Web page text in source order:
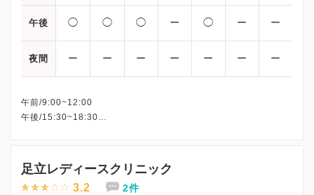
午後 ◯ ◯ ◯ ー ◯ ー ー
夜間 ー ー ー ー ー ー ー
午前/9:00~12:00
午後/15:30~18:30
足立レディースクリニック
3.2 2件